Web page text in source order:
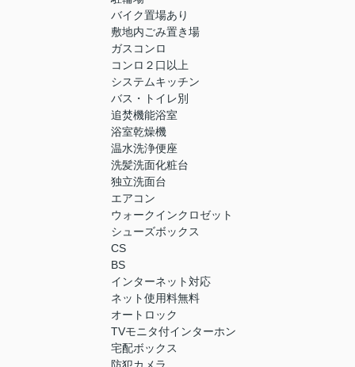
バイク置場あり
敷地内ごみ置き場
ガスコンロ
コンロ２口以上
システムキッチン
バス・トイレ別
追焚機能浴室
浴室乾燥機
温水洗浄便座
洗髪洗面化粧台
独立洗面台
エアコン
ウォークインクロゼット
シューズボックス
CS
BS
インターネット対応
ネット使用料無料
オートロック
TVモニタ付インターホン
宅配ボックス